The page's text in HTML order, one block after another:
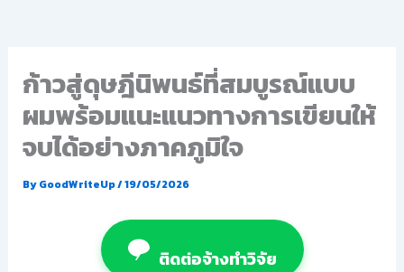
ก้าวสู่ดุษฎีนิพนธ์ที่สมบูรณ์แบบ
ผมพร้อมแนะแนวทางการเขียนให้
จบได้อย่างภาคภูมิใจ
ByGoodWriteUp/19/05/2026
ติดต่อจ้างทำวิจัย